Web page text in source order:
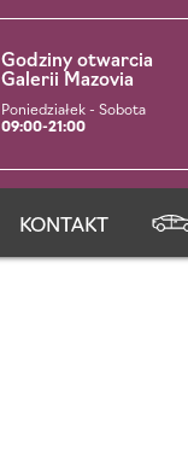
Godziny otwarcia
Galerii Mazovia
Poniedziałek - Sobota
09:00-21:00
KONTAKT